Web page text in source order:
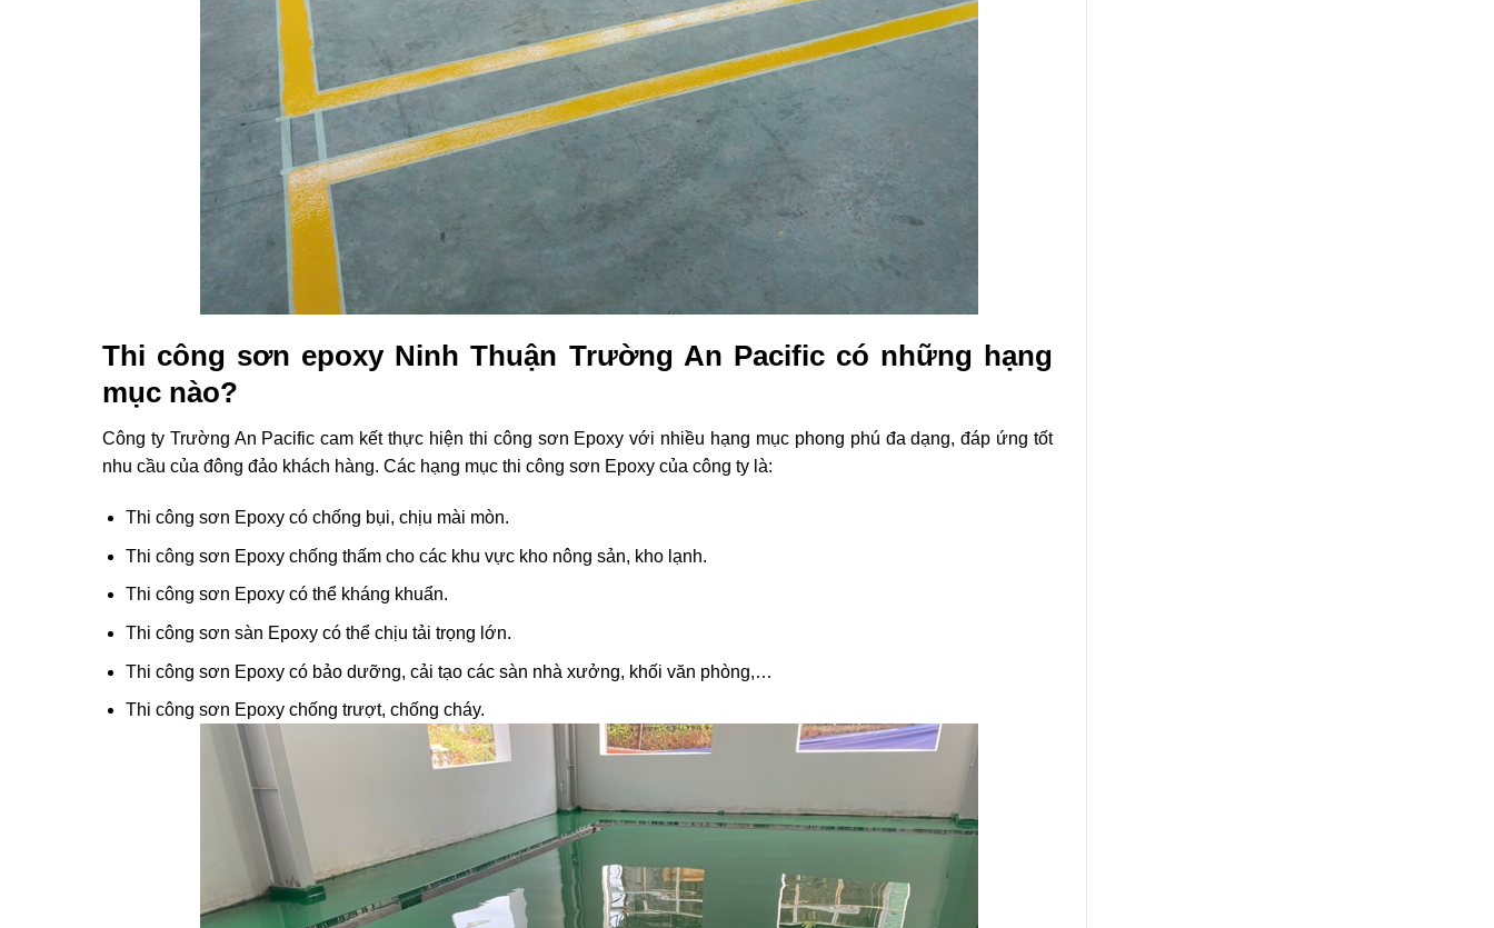
Thi công sơn epoxy Ninh Thuận Trường An Pacific có những hạng
mục nào?
Công ty Trường An Pacific cam kết thực hiện thi công sơn Epoxy với nhiều hạng mục phong phú đa dạng, đáp ứng tốt
nhu cầu của đông đảo khách hàng. Các hạng mục thi công sơn Epoxy của công ty là:
Thi công sơn Epoxy có chống bụi, chịu mài mòn.
Thi công sơn Epoxy chống thấm cho các khu vực kho nông sản, kho lạnh.
Thi công sơn Epoxy có thể kháng khuẩn.
Thi công sơn sàn Epoxy có thể chịu tải trọng lớn.
Thi công sơn Epoxy có bảo dưỡng, cải tạo các sàn nhà xưởng, khối văn phòng,…
Thi công sơn Epoxy chống trượt, chống cháy.